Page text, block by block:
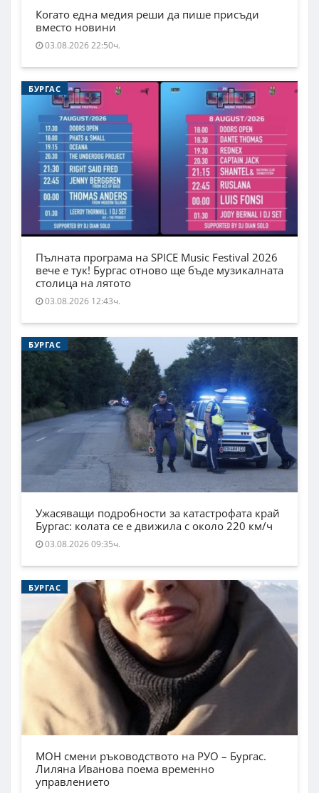
Когато една медия реши да пише присъди
вместо новини
03.08.2026 22:50ч.
БУРГАС
Пълната програма на SPICE Music Festival 2026
вече е тук! Бургас отново ще бъде музикалната
столица на лятото
03.08.2026 12:43ч.
БУРГАС
Ужасяващи подробности за катастрофата край
Бургас: колата се е движила с около 220 км/ч
03.08.2026 09:35ч.
БУРГАС
МОН смени ръководството на РУО – Бургас.
Лиляна Иванова поема временно
управлението